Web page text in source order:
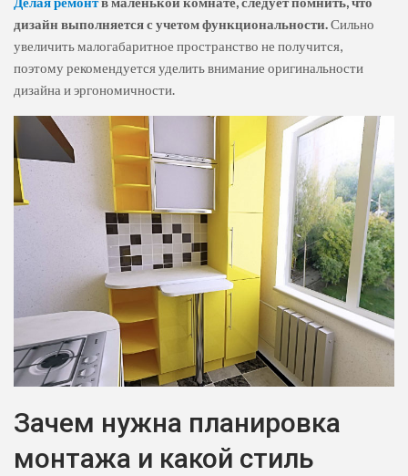
дизайн выполняется с учетом функциональности.Сильно
увеличить малогабаритное пространство не получится,
поэтому рекомендуется уделить внимание оригинальности
дизайна и эргономичности.
Зачем нужна планировка
монтажа и какой стиль